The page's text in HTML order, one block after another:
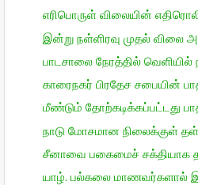
எரிபொருள் விலையின்
இன்று நள்ளிரவு முதல் விலை
பாடசாலை நேரத்தில்
காரைநகர் பிரதேச சபையின்
மீண்டும் தோற்கடிக்கப்பட்டது
நாடு மோசமான நிலைக்குள்
சீனாவை பகைமைச் சக்தியாக
யாழ். பல்கலை மாணவர்களால்